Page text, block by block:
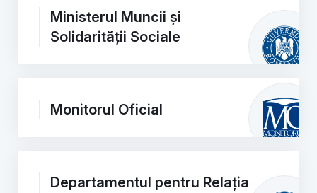
Ministerul Muncii și
Solidarității Sociale
Monitorul Oficial
Departamentul pentru Relația